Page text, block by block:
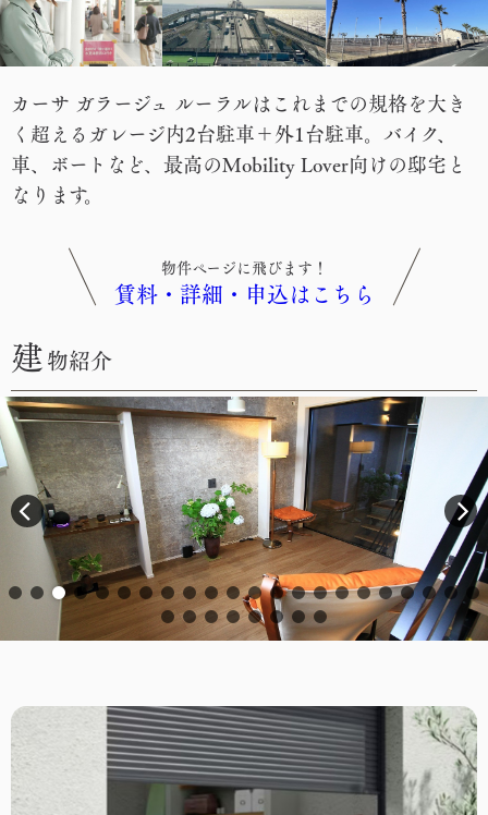
カーサ ガラージュ ルーラルはこれまでの規格を大き
く超えるガレージ内2台駐車＋外1台駐車。バイク、
車、ボートなど、最高のMobility Lover向けの邸宅と
なります。
物件ページに飛びます！
賃料・詳細・申込はこちら
建 物紹介